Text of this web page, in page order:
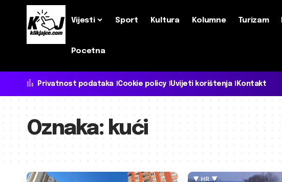
Vijesti Sport Kultura Kolumne Turizam
Pocetna
Privatnost podataka Cookie policy Uvijeti korištenja Kontakt
Oznaka: kući